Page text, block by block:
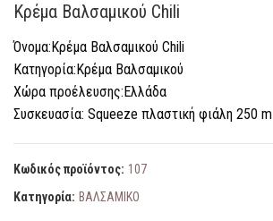
Κρέμα Βαλσαμικού Chili
Όνομα:Κρέμα Βαλσαμικού Chili
Κατηγορία:Κρέμα Βαλσαμικού
Χώρα προέλευσης:Ελλάδα
Συσκευασία: Squeeze πλαστική φιάλη 250 m
Κωδικός προϊόντος: 107
Κατηγορία: ΒΑΛΣΑΜΙΚΟ